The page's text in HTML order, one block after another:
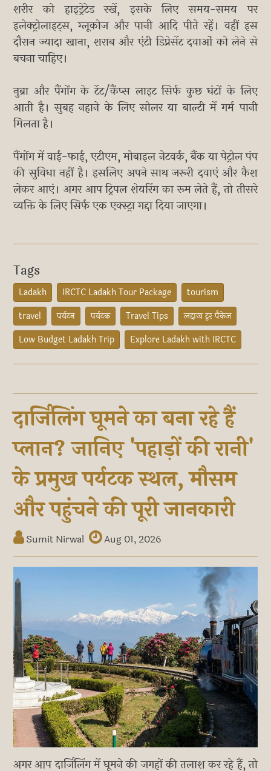
शरीर को हाइड्रेटेड रखें, इसके लिए समय-समय पर
इलेक्ट्रोलाइट्स, ग्लूकोज और पानी आदि पीते रहें। वहीं इस
दौरान ज्यादा खाना, शराब और एंटी डिप्रेसेंट दवाओं को लेने से
बचना चाहिए।
नुब्रा और पैंगोंग के टेंट/कैंप्स लाइट सिर्फ कुछ घंटों के लिए
आती है। सुबह नहाने के लिए सोलर या बाल्टी में गर्म पानी
मिलता है।
पैंगोंग में वाई-फाई, एटीएम, मोबाइल नेटवर्क, बैंक या पेट्रोल पंप
की सुविधा नहीं है। इसलिए अपने साथ जरूरी दवाएं और कैश
लेकर आएं। अगर आप ट्रिपल शेयरिंग का रूम लेते हैं, तो तीसरे
व्यक्ति के लिए सिर्फ एक एक्स्ट्रा गद्दा दिया जाएगा।
Tags
Ladakh IRCTC Ladakh Tour Package
tourism
travel
पर्यटन पर्यटक Travel Tips
लद्दाख टूर पैकेज
Low Budget Ladakh Trip
Explore Ladakh with IRCTC
दार्जिलिंग घूमने का बना रहे हैं
प्लान? जानिए 'पहाड़ों की रानी'
के प्रमुख पर्यटक स्थल, मौसम
और पहुंचने की पूरी जानकारी
Sumit Nirwal Aug 01, 2026
अगर आप दार्जिलिंग में घूमने की जगहों की तलाश कर रहे हैं, तो